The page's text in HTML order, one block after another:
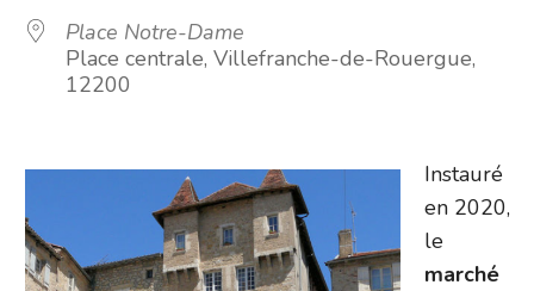
Place Notre-Dame
Place centrale, Villefranche-de-Rouergue,
12200
Instauré
en 2020,
le
marché